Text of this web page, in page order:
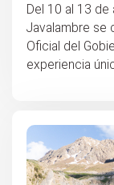
Del 10 al 13
Javalambre se
Oficial del
experiencia